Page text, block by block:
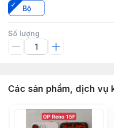
Bộ
Số lượng
Các sản phẩm, dịch vụ